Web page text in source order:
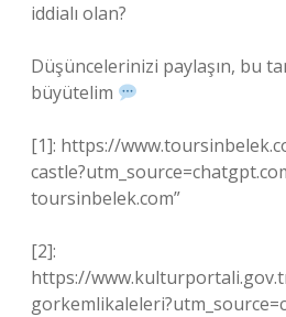
iddialı olan?
Düşüncelerinizi paylaşın, bu
büyütelim
[1]: https://
toursinbelek.com”
[2]:
https://